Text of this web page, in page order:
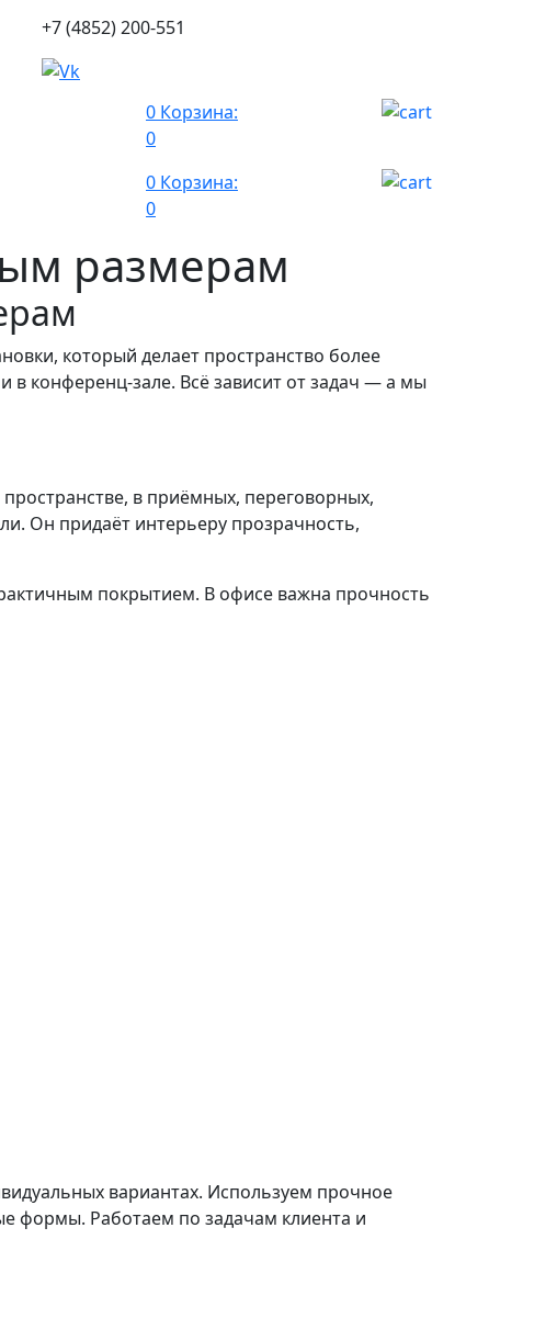
+7 (4852) 200-551
0 Корзина:
0
0 Корзина:
0
размерам
который делает пространство более
в конференц-зале. Всё зависит от задач — а мы
в приёмных, переговорных,
Он придаёт интерьеру прозрачность,
покрытием. В офисе важна прочность
вариантах. Используем прочное
формы. Работаем по задачам клиента и